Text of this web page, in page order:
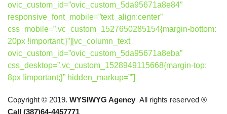
ovic_custom_id=”ovic_custom_5da95671a8e84″
responsive_font_mobile=”text_align:center”
css_mobile=”.vc_custom_1527650285154{margin-bottom:
20px !important;}”][vc_column_text
ovic_custom_id=”ovic_custom_5da95671a8eba”
css_desktop=”.vc_custom_1528949115668{margin-top:
8px !important;}” hidden_markup=””]
Copyright © 2019. WYSIWYG Agency All rights reserved ®
Call (387)64-4457771